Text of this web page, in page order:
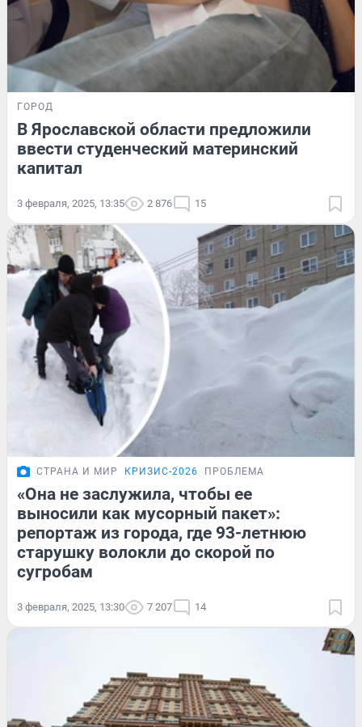
ГОРОД
В Ярославской области предложили
ввести студенческий материнский
капитал
3 февраля, 2025, 13:35 2 876 15
СТРАНА И МИР КРИЗИС-2026 ПРОБЛЕМА
«Она не заслужила, чтобы ее
выносили как мусорный пакет»:
репортаж из города, где 93-летнюю
старушку волокли до скорой по
сугробам
3 февраля, 2025, 13:30 7 207 14